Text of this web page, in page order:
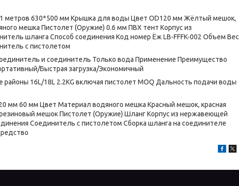
метров 630*500 мм Крышка для воды Цвет OD120 мм Жёлтый мешок,
мешка Пистолет (Оружие) 0.6 мм ПВХ тент Корпус из
шланга Способ соединения Код номер Ёж LB-FFFK-002 Объем Вес
с пистолетом
и соединитель Только вода Применение Преимущество
Быстрая загрузка/Экономичный
16L/18L 2.2KG включая пистолет MOQ Дальность подачи воды
мм 60 мм Цвет Материал водяного мешка Красный мешок, красная
мешок Пистолет (Оружие) Шланг Корпус из нержавеющей
Соединитель с пистолетом Сборка шланга на соединителе